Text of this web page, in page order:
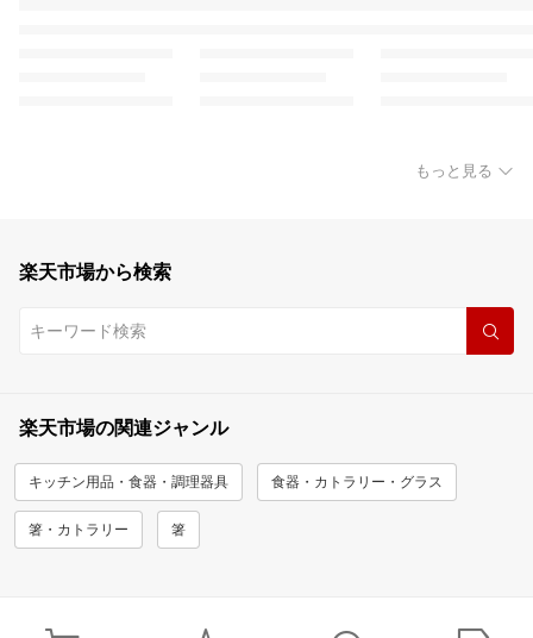
もっと見る
楽天市場から検索
楽天市場の関連ジャンル
キッチン用品・食器・調理器具 食器・カトラリー・グラス
箸・カトラリー 箸